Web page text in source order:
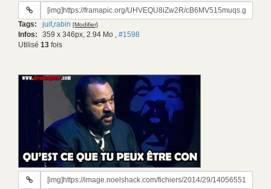
URL
gif:
Tags: juif,rabin [Modifier]
Infos: 359 x 346px, 2.94 Mo , #1598
Utilisé 13 fois
URL